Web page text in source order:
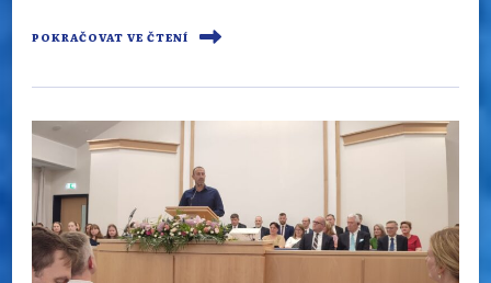
POKRAČOVAT VE ČTENÍ